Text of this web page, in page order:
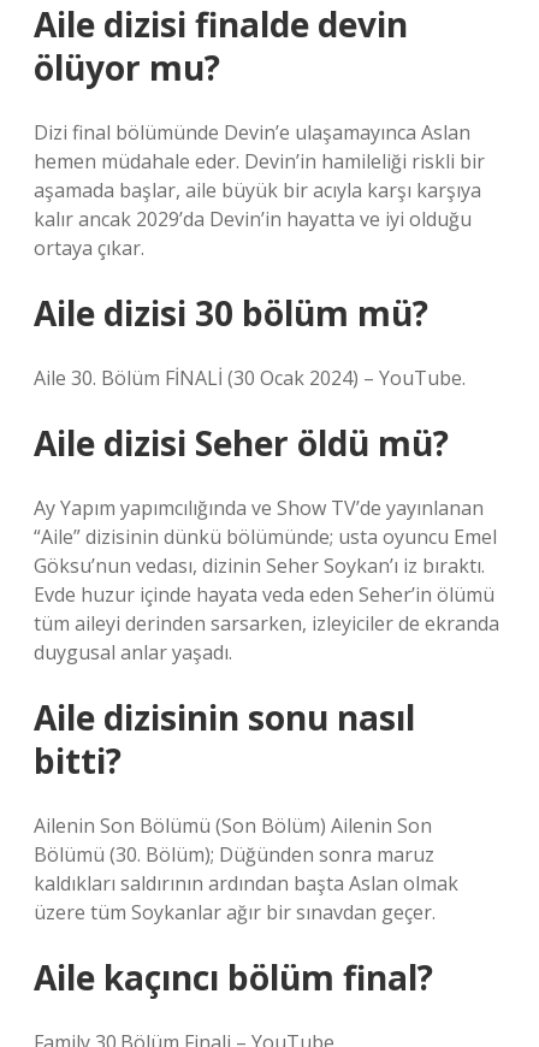
Aile dizisi finalde devin
ölüyor mu?
Dizi final bölümünde Devin’e ulaşamayınca Aslan
hemen müdahale eder. Devin’in hamileliği riskli bir
aşamada başlar, aile büyük bir acıyla karşı karşıya
kalır ancak 2029’da Devin’in hayatta ve iyi olduğu
ortaya çıkar.
Aile dizisi 30 bölüm mü?
Aile 30. Bölüm FİNALİ (30 Ocak 2024) – YouTube.
Aile dizisi Seher öldü mü?
Ay Yapım yapımcılığında ve Show TV’de yayınlanan
“Aile” dizisinin dünkü bölümünde; usta oyuncu Emel
Göksu’nun vedası, dizinin Seher Soykan’ı iz bıraktı.
Evde huzur içinde hayata veda eden Seher’in ölümü
tüm aileyi derinden sarsarken, izleyiciler de ekranda
duygusal anlar yaşadı.
Aile dizisinin sonu nasıl
bitti?
Ailenin Son Bölümü (Son Bölüm) Ailenin Son
Bölümü (30. Bölüm); Düğünden sonra maruz
kaldıkları saldırının ardından başta Aslan olmak
üzere tüm Soykanlar ağır bir sınavdan geçer.
Aile kaçıncı bölüm final?